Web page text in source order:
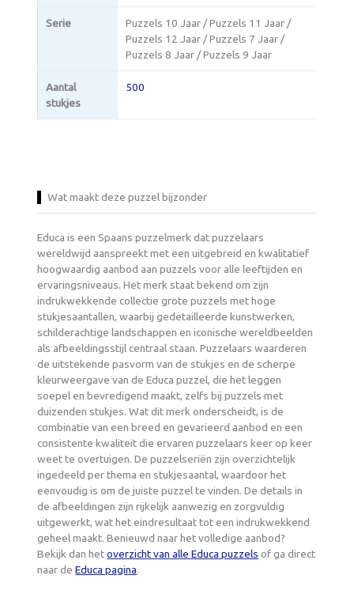
Serie
Puzzels 10 Jaar / Puzzels 11 Jaar /
Puzzels 12 Jaar / Puzzels 7 Jaar /
Puzzels 8 Jaar / Puzzels 9 Jaar
Aantal
stukjes
500
Wat maakt deze puzzel bijzonder
Educa is een Spaans puzzelmerk dat puzzelaars
wereldwijd aanspreekt met een uitgebreid en kwalitatief
hoogwaardig aanbod aan puzzels voor alle leeftijden en
ervaringsniveaus. Het merk staat bekend om zijn
indrukwekkende collectie grote puzzels met hoge
stukjesaantallen, waarbij gedetailleerde kunstwerken,
schilderachtige landschappen en iconische wereldbeelden
als afbeeldingsstijl centraal staan. Puzzelaars waarderen
de uitstekende pasvorm van de stukjes en de scherpe
kleurweergave van de Educa puzzel, die het leggen
soepel en bevredigend maakt, zelfs bij puzzels met
duizenden stukjes. Wat dit merk onderscheidt, is de
combinatie van een breed en gevarieerd aanbod en een
consistente kwaliteit die ervaren puzzelaars keer op keer
weet te overtuigen. De puzzelseriën zijn overzichtelijk
ingedeeld per thema en stukjesaantal, waardoor het
eenvoudig is om de juiste puzzel te vinden. De details in
de afbeeldingen zijn rijkelijk aanwezig en zorgvuldig
uitgewerkt, wat het eindresultaat tot een indrukwekkend
geheel maakt. Benieuwd naar het volledige aanbod?
Bekijk dan hetoverzicht van alle Educa puzzels of ga direct
naar deEduca pagina.